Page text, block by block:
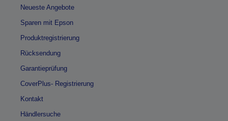
Neueste Angebote
Sparen mit Epson
Produktregistrierung
Rücksendung
Garantieprüfung
CoverPlus- Registrierung
Kontakt
Händlersuche